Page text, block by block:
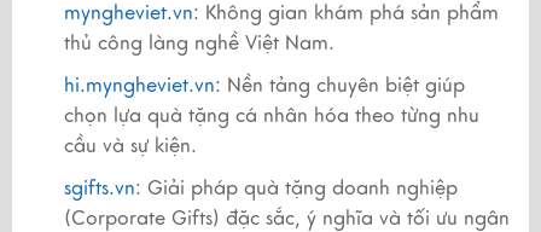
myngheviet.vn: Không gian khám phá sản phẩm
thủ công làng nghề Việt Nam.
hi.myngheviet.vn: Nền tảng chuyên biệt giúp
chọn lựa quà tặng cá nhân hóa theo từng nhu
cầu và sự kiện.
sgifts.vn: Giải pháp quà tặng doanh nghiệp
(Corporate Gifts) đặc sắc, ý nghĩa và tối ưu ngân